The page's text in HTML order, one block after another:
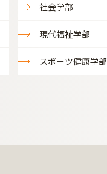
社会学部
現代福祉学部
スポーツ健康学部